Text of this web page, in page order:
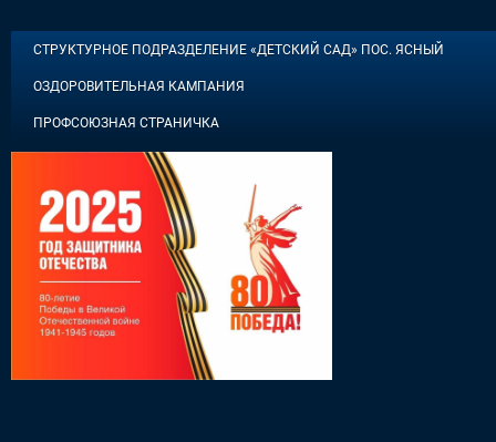
СТРУКТУРНОЕ ПОДРАЗДЕЛЕНИЕ «ДЕТСКИЙ САД» ПОС. ЯСНЫЙ
ОЗДОРОВИТЕЛЬНАЯ КАМПАНИЯ
ПРОФСОЮЗНАЯ СТРАНИЧКА